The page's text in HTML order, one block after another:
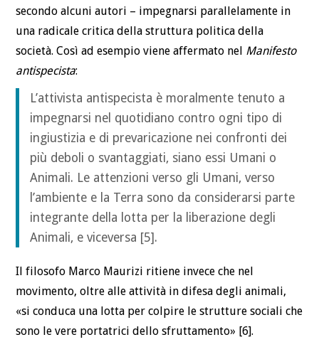
secondo alcuni autori – impegnarsi parallelamente in
una radicale critica della struttura politica della
società. Così ad esempio viene affermato nel Manifesto
antispecista:
L’attivista antispecista è moralmente tenuto a
impegnarsi nel quotidiano contro ogni tipo di
ingiustizia e di prevaricazione nei confronti dei
più deboli o svantaggiati, siano essi Umani o
Animali. Le attenzioni verso gli Umani, verso
l’ambiente e la Terra sono da considerarsi parte
integrante della lotta per la liberazione degli
Animali, e viceversa [5].
Il filosofo Marco Maurizi ritiene invece che nel
movimento, oltre alle attività in difesa degli animali,
«si conduca una lotta per colpire le strutture sociali che
sono le vere portatrici dello sfruttamento» [6].